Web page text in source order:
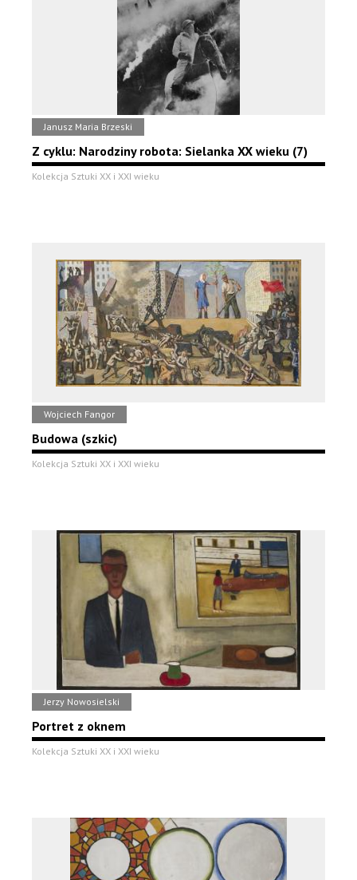
Janusz Maria Brzeski
Z cyklu: Narodziny robota: Sielanka XX wieku (7)
Kolekcja Sztuki XX i XXI wieku
Wojciech Fangor
Budowa (szkic)
Kolekcja Sztuki XX i XXI wieku
Jerzy Nowosielski
Portret z oknem
Kolekcja Sztuki XX i XXI wieku